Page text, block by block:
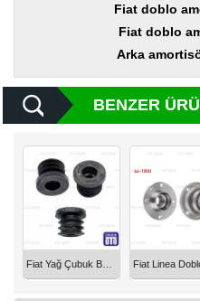
Çeşitleri
Dacia
Aksesuar
Parçaları
Diğer
Markalar
Fiat doblo
Fiat doblo
Arka
BENZER